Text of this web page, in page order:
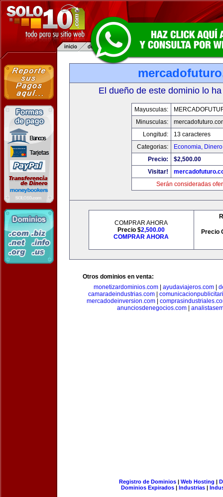
El dueño de este dominio lo
Mayusculas:
Minusculas:
Longitud:
13 caracteres
Categorias:
Economia,
Precio:
$2,500.00
Visitar!
Serán consideradas
COMPRAR AHORA
Precio $2,500.00
COMPRAR AHORA
Precio
Otros dominios en venta:
monetizardominios.com
ayudaviajeros.com
camaradeindustrias.com|
mercadodeinversion.com
anunciosdenegocios.com
Registro de Dominios| Web Hosting |
Dominios Expirados | Industrias |